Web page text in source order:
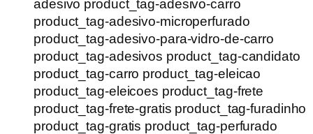
adesivo product_tag-adesivo-carro
product_tag-adesivo-microperfurado
product_tag-adesivo-para-vidro-de-carro
product_tag-adesivos product_tag-candidato
product_tag-carro product_tag-eleicao
product_tag-eleicoes product_tag-frete
product_tag-frete-gratis product_tag-furadinho
product_tag-gratis product_tag-perfurado